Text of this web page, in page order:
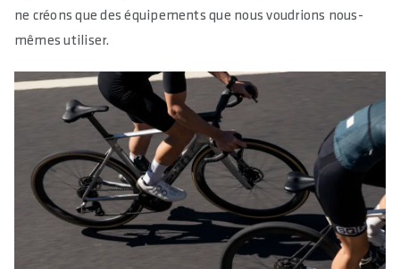
ne créons que des équipements que nous voudrions nous-
mêmes utiliser.